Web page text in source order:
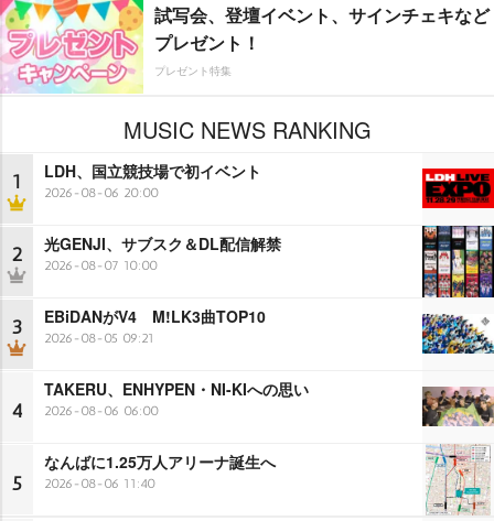
試写会、登壇イベント、サインチェキなど
プレゼント！
プレゼント特集
MUSIC NEWS RANKING
1 LDH、国立競技場で初イベント
2026-08-06 20:00
2 光GENJI、サブスク＆DL配信解禁
2026-08-07 10:00
3 EBiDANがV4 M!LK3曲TOP10
2026-08-05 09:21
4
TAKERU、ENHYPEN・NI-KIへの思い
2026-08-06 06:00
5
なんばに1.25万人アリーナ誕生へ
2026-08-06 11:40